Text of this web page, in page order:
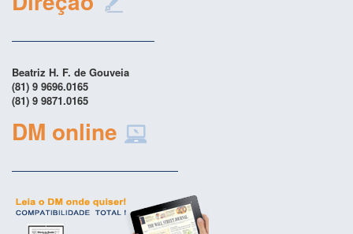
Beatriz H. F. de Gouveia
(81) 9 9696.0165
(81) 9 9871.0165
DM online